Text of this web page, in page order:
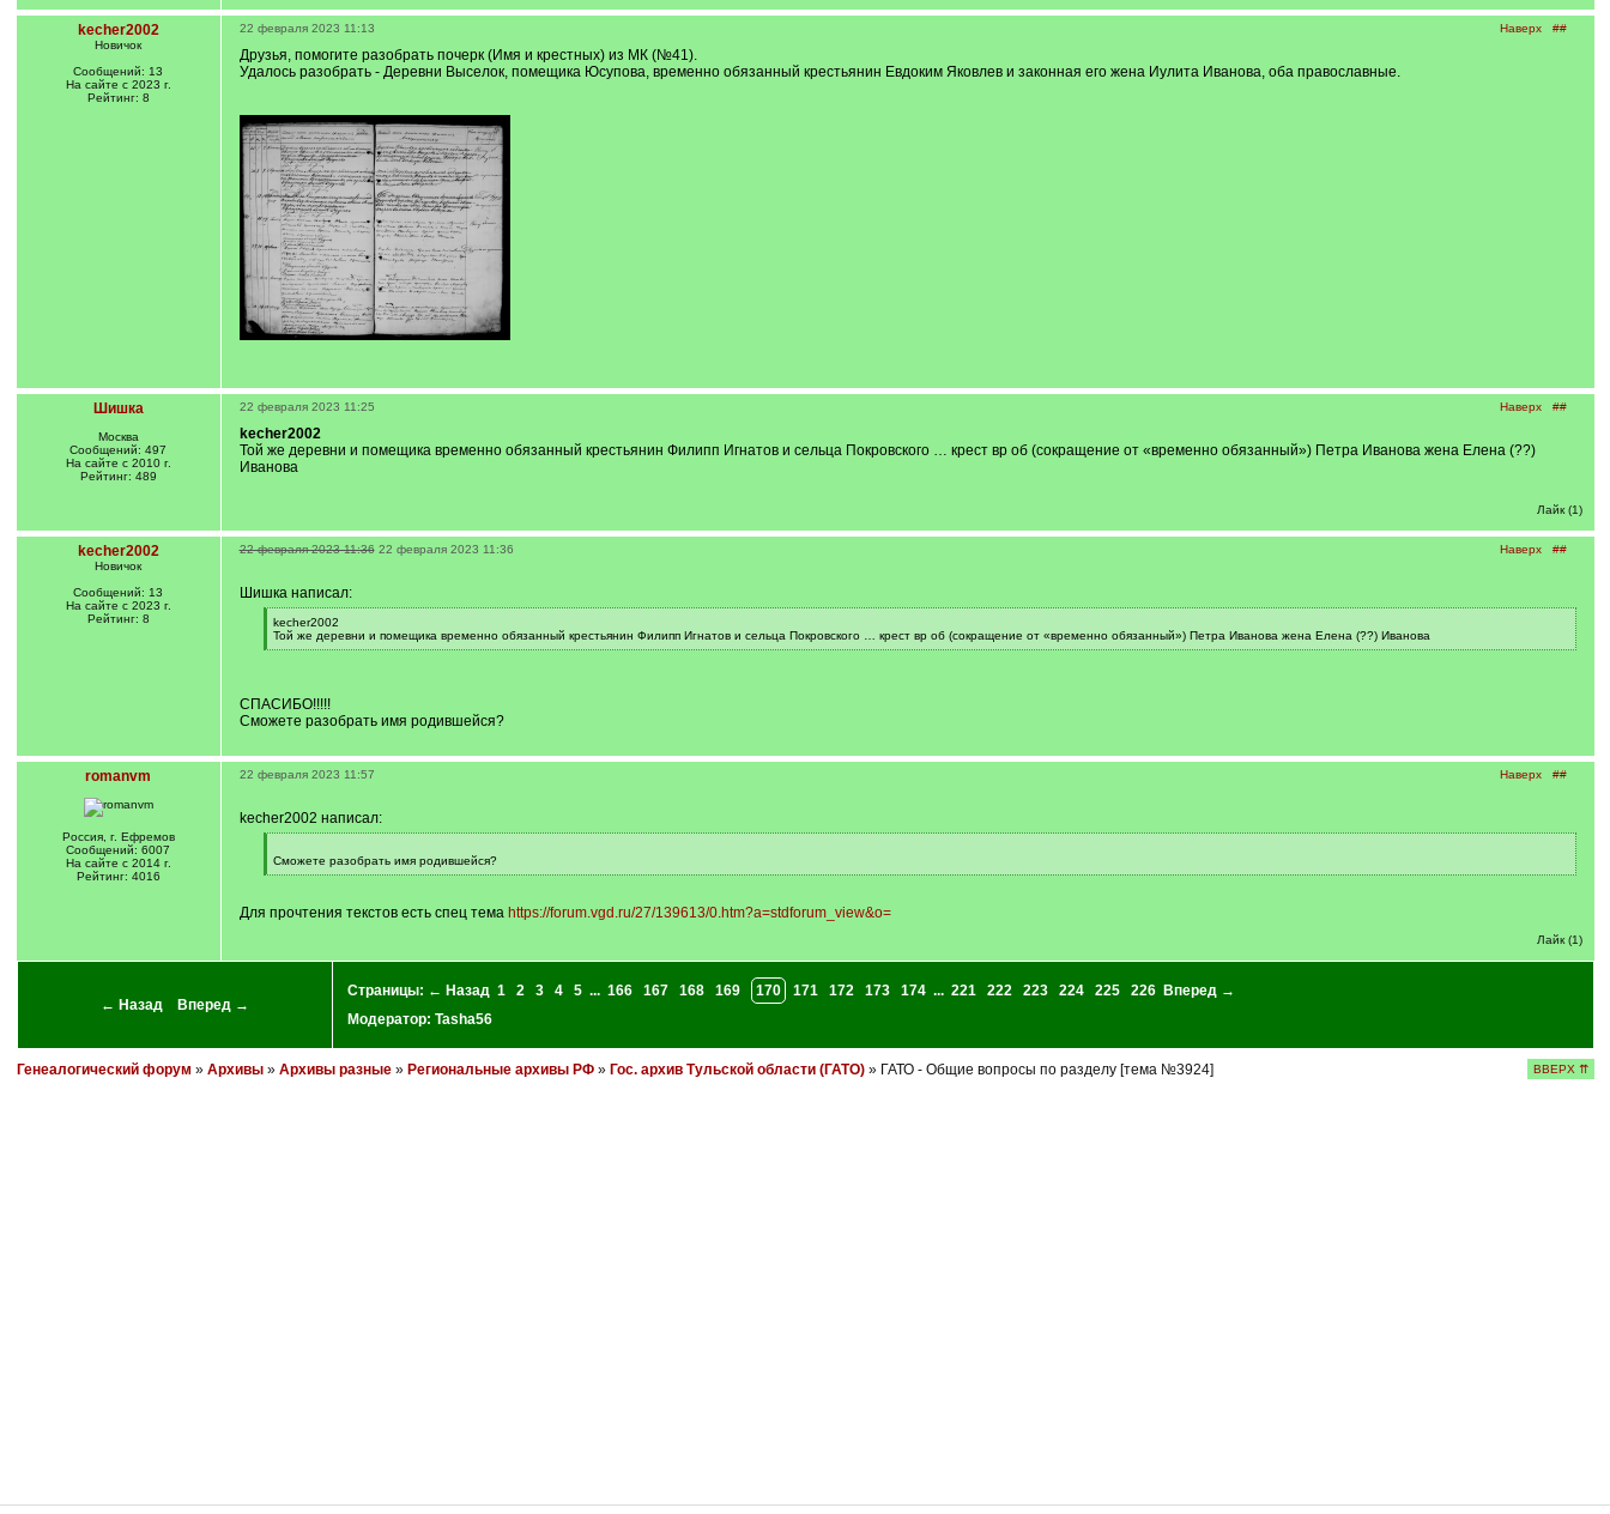
kecher2002
Новичок
Сообщений: 13
На сайте с 2023 г.
Рейтинг: 8
Наверх ##
22 февраля 2023 11:13
Друзья, помогите разобрать почерк (Имя и крестных) из МК (№41).
Удалось разобрать - Деревни Выселок, помещика Юсупова, временно обязанный крестьянин Евдоким Яковлев и законная его жена Иулита Иванова, оба православные.
Шишка
Москва
Сообщений: 497
На сайте с 2010 г.
Рейтинг: 489
Наверх ##
22 февраля 2023 11:25
kecher2002
Той же деревни и помещика временно обязанный крестьянин Филипп Игнатов и сельца Покровского … крест вр об (сокращение от «временно обязанный») Петра Иванова жена Елена (??)
Иванова
Лайк (1)
kecher2002
Новичок
Сообщений: 13
На сайте с 2023 г.
Рейтинг: 8
Наверх ##
22 февраля 2023 11:36 22 февраля 2023 11:36
Шишка написал:
[
q
]
kecher2002
Той же деревни и помещика временно обязанный крестьянин Филипп Игнатов и сельца Покровского … крест вр об (сокращение от «временно обязанный») Петра Иванова жена Елена (??) Иванова
[
СПАСИБО!!!!!
Сможете разобрать имя родившейся?
romanvm
Россия, г. Ефремов
Сообщений: 6007
На сайте с 2014 г.
Рейтинг: 4016
Наверх ##
22 февраля 2023 11:57
kecher2002 написал:
q
]
Сможете разобрать имя родившейся?
[
]
Для прочтения текстов есть спец тема https://forum.vgd.ru/27/139613/0.htm?a=stdforum_view&o=
Лайк (1)
← Назад Вперед →
Страницы: ← Назад 1 2 3 4 5 ... 166 167 168 169 170 171 172 173 174 ... 221 222 223 224 225 226
Вперед →
Модератор: Tasha56
Генеалогический форум » Архивы» Архивы разные» Региональные архивы РФ» Гос. архив Тульской области (ГАТО)» ГАТО - Общие вопросы по разделу [тема №3924] ВВЕРХ ⇈